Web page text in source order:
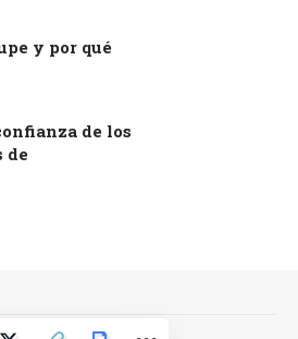
y por qué
de los
de